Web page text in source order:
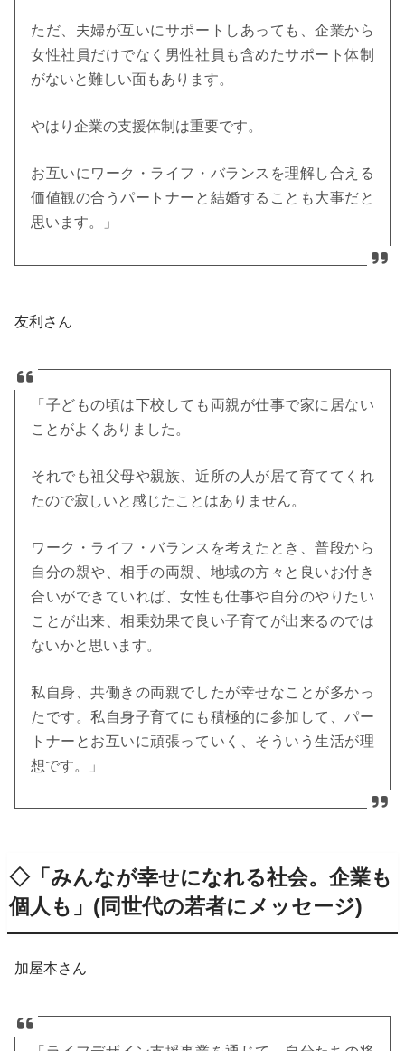
ただ、夫婦が互いにサポートしあっても、企業から
女性社員だけでなく男性社員も含めたサポート体制
がないと難しい面もあります。
やはり企業の支援体制は重要です。
お互いにワーク・ライフ・バランスを理解し合える
価値観の合うパートナーと結婚することも大事だと
思います。」
友利さん
「子どもの頃は下校しても両親が仕事で家に居ない
ことがよくありました。
それでも祖父母や親族、近所の人が居て育ててくれ
たので寂しいと感じたことはありません。
ワーク・ライフ・バランスを考えたとき、普段から
自分の親や、相手の両親、地域の方々と良いお付き
合いができていれば、女性も仕事や自分のやりたい
ことが出来、相乗効果で良い子育てが出来るのでは
ないかと思います。
私自身、共働きの両親でしたが幸せなことが多かっ
たです。私自身子育てにも積極的に参加して、パー
トナーとお互いに頑張っていく、そういう生活が理
想です。」
◇「みんなが幸せになれる社会。企業も
個人も」 (同世代の若者にメッセージ)
加屋本さん